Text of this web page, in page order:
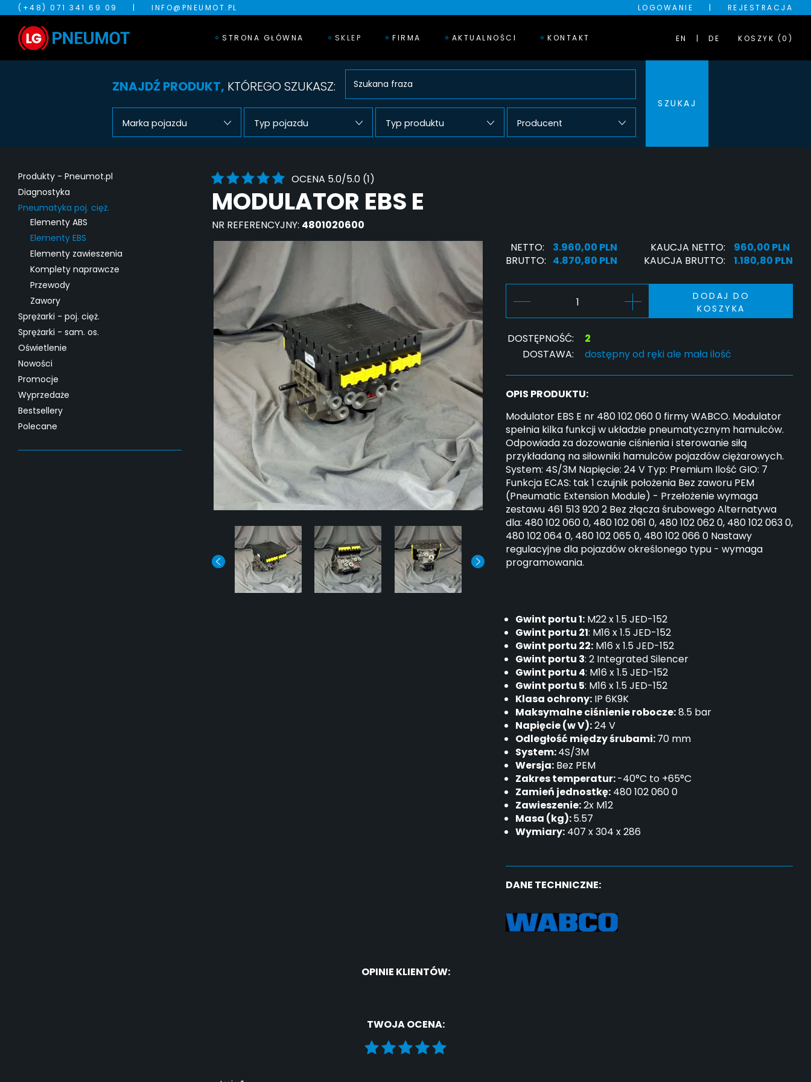
(+48) 071 341 69 09 | INFO@PNEUMOT.PL LOGOWANIE | REJESTRACJA
STRONA GŁÓWNA SKLEP FIRMA AKTUALNOŚCI KONTAKT EN DE KOSZYK (0)
ZNAJDŹ PRODUKT, KTÓREGO SZUKASZ:
Marka pojazdu Typ pojazdu Typ produktu Producent
SZUKAJ
Produkty - Pneumot.pl
Diagnostyka
Pneumatyka poj. cięż.
Elementy ABS
Elementy EBS
Elementy zawieszenia
Komplety naprawcze
Przewody
Zawory
Sprężarki - poj. cięż.
Sprężarki - sam. os.
Oświetlenie
Nowości
Promocje
Wyprzedaże
Bestsellery
Polecane
OCENA 5.0/5.0 (1)
MODULATOR EBS E
NR REFERENCYJNY: 4801020600
NETTO:
3.960,00 PLN
BRUTTO: 4.870,80 PLN
KAUCJA NETTO:
960,00 PLN
KAUCJA BRUTTO:
1.180,80 PLN
DODAJ DO
KOSZYKA
DOSTĘPNOŚĆ:
2
DOSTAWA:
dostępny od ręki ale mała ilość
OPIS PRODUKTU:
Modulator EBS E nr 480 102 060 0 firmy WABCO. Modulator
spełnia kilka funkcji w układzie pneumatycznym hamulców.
Odpowiada za dozowanie ciśnienia i sterowanie siłą
przykładaną na siłowniki hamulców pojazdów ciężarowych.
System: 4S/3M Napięcie: 24 V Typ: Premium Ilość GIO: 7
Funkcja ECAS: tak 1 czujnik położenia Bez zaworu PEM
(Pneumatic Extension Module) - Przełożenie wymaga
zestawu 461 513 920 2 Bez złącza śrubowego Alternatywa
dla: 480 102 060 0, 480 102 061 0, 480 102 062 0, 480 102 063 0,
480 102 064 0, 480 102 065 0, 480 102 066 0 Nastawy
regulacyjne dla pojazdów określonego typu - wymaga
programowania.
Gwint portu 1: M22 x 1.5 JED-152
Gwint portu 21: M16 x 1.5 JED-152
Gwint portu 22: M16 x 1.5 JED-152
Gwint portu 3: 2 Integrated Silencer
Gwint portu 4: M16 x 1.5 JED-152
Gwint portu 5: M16 x 1.5 JED-152
Klasa ochrony: IP 6K9K
Maksymalne ciśnienie robocze:8.5 bar
Napięcie (w V):24 V
Odległość między śrubami:70 mm
System:4S/3M
Wersja: Bez PEM
Zakres temperatur:-40°C to +65°C
Zamień jednostkę: 480 102 060 0
Zawieszenie:2x M12
Masa (kg):5.57
Wymiary: 407 x 304 x 286
DANE TECHNICZNE:
OPINIE KLIENTÓW:
TWOJA OCENA: